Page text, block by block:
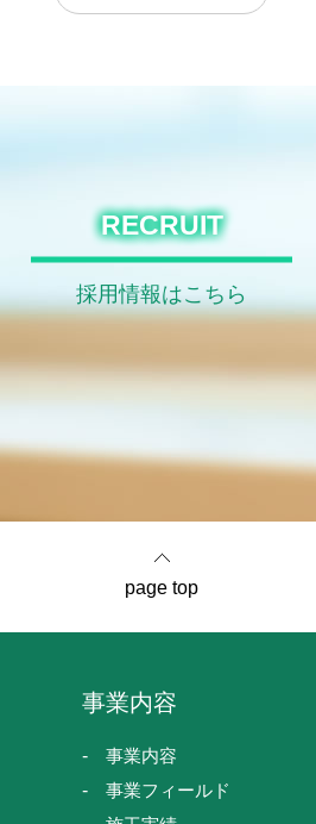
RECRUIT
採用情報はこちら
page top
事業内容
事業内容
事業フィールド